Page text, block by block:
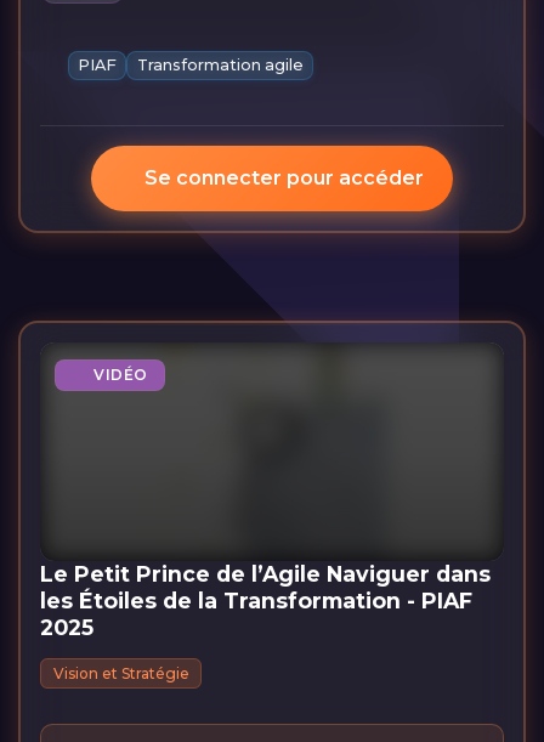
PIAF Transformation agile
Se connecter pour accéder
VIDÉO
Le Petit Prince de l’Agile Naviguer dans
les Étoiles de la Transformation - PIAF
2025
Vision et Stratégie